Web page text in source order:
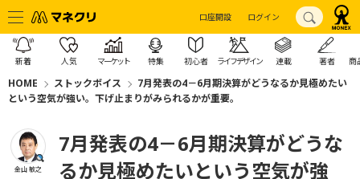
口座開設 ログイン
新着 人気 マーケット 特集 初心者 ライフデザイン 連載 著者 商
HOME ストックボイス
7月発表の4－6月期決算がどうなるか見極めたい
という空気が強い。下げ止まりがみられるかが重要。
金山 敏之
7月発表の4－6月期決算がどうな
るか見極めたいという空気が強